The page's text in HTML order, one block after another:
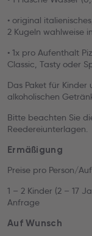
• original
2 Kugeln wahlweise
• 1x pro Aufenthalt
Classic, Tasty oder
Das Paket für
alkoholischen
Bitte beachten Sie
Reedereiunterlagen.
Ermäßigung
Preise pro Person/
1 – 2 Kinder (2 – 17
Anfrage
Auf Wunsch